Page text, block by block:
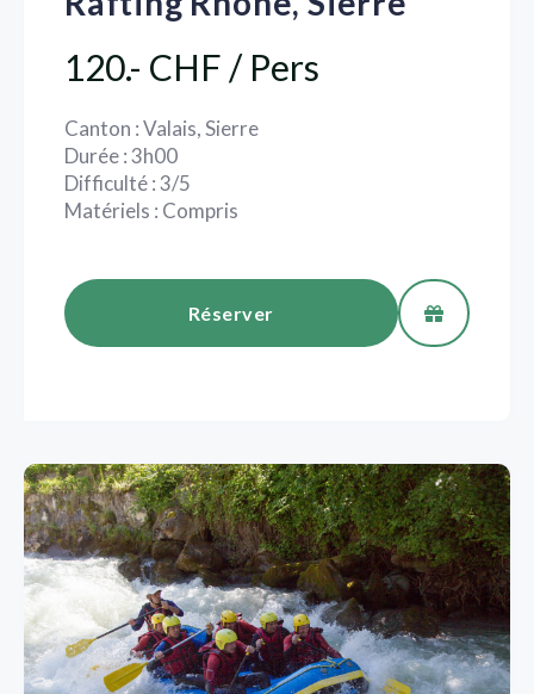
120.- CHF / Pers
Canton : Valais, Sierre
Durée : 3h00
Difficulté : 3/5
Matériels : Compris
Réserver